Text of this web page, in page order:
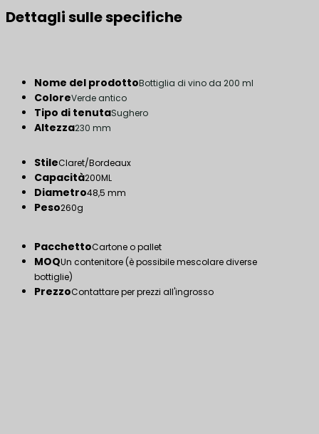
Dettagli sulle specifiche
Nome del prodottoBottiglia di vino da 200 ml
ColoreVerde antico
Tipo di tenutaSughero
Altezza230 mm
StileClaret/Bordeaux
Capacità200ML
Diametro48,5 mm
Peso260g
PacchettoCartone o pallet
MOQUn contenitore (è possibile mescolare diverse
bottiglie)
PrezzoContattare per prezzi all'ingrosso